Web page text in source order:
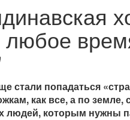
любое
стали попадаться
как все, а по земле,
людей, которым нужны